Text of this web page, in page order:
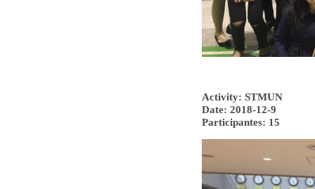
Activity: STMUN
Date: 2018-12-9
Participantes: 15